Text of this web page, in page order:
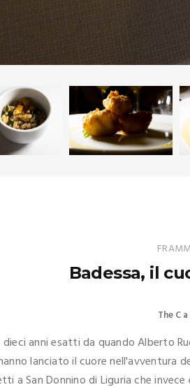
Badessa, il
The C
anni esatti da quando Alberto
lanciato il cuore nell'avventura
a San Donnino di Liguria che invece